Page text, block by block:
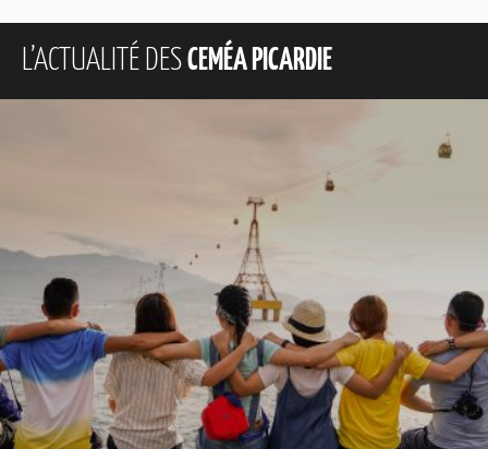
L’ACTUALITÉ DESCEMÉA PICARDIE